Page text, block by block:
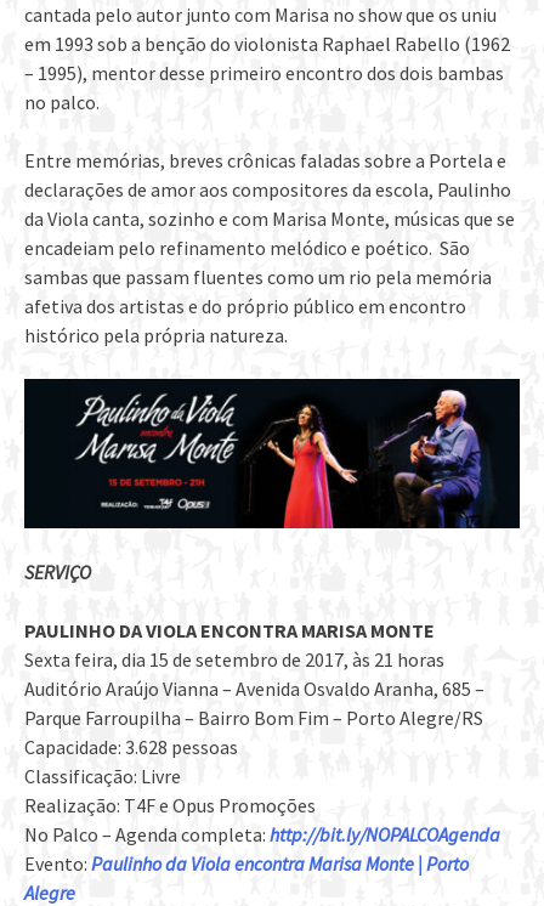
cantada pelo autor junto com Marisa no show que os uniu
em 1993 sob a benção do violonista Raphael Rabello (1962
– 1995), mentor desse primeiro encontro dos dois bambas
no palco.
Entre memórias, breves crônicas faladas sobre a Portela e
declarações de amor aos compositores da escola, Paulinho
da Viola canta, sozinho e com Marisa Monte, músicas que se
encadeiam pelo refinamento melódico e poético. São
sambas que passam fluentes como um rio pela memória
afetiva dos artistas e do próprio público em encontro
histórico pela própria natureza.
SERVIÇO
PAULINHO DA VIOLA ENCONTRA MARISA MONTE
Sexta feira, dia 15 de setembro de 2017, às 21 horas
Auditório Araújo Vianna – Avenida Osvaldo Aranha, 685 –
Parque Farroupilha – Bairro Bom Fim – Porto Alegre/RS
Capacidade: 3.628 pessoas
Classificação: Livre
Realização: T4F e Opus Promoções
No Palco – Agenda completa: http://bit.ly/NOPALCOAgenda
Evento: Paulinho da Viola encontra Marisa Monte | Porto
Alegre